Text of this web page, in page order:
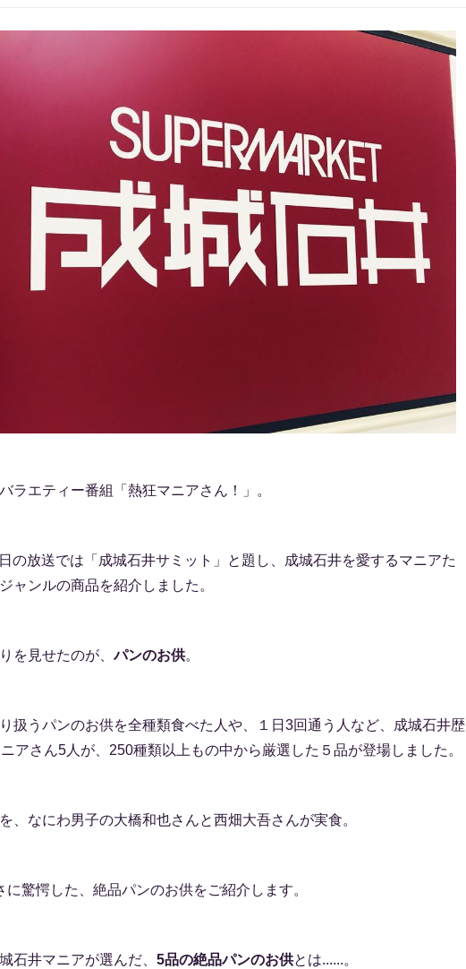
ラエティー番組「熱狂マニアさん！」。
の放送では「成城石井サミット」と題し、成城石井を愛するマニアた
ャンルの商品を紹介しました。
を見せたのが、パンのお供。
扱うパンのお供を全種類食べた人や、１日3回通う人など、成城石井歴
アさん5人が、250種類以上もの中から厳選した５品が登場しました。
、なにわ男子の大橋和也さんと西畑大吾さんが実食。
に驚愕した、絶品パンのお供をご紹介します。
石井マニアが選んだ、 5品の絶品パンのお供とは......。